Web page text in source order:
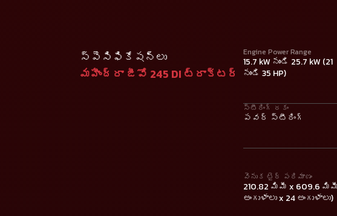
స్పెసిఫికేషన్లు
మహీంద్రా జీవో 245 DI ట్రాక్టర్
Engine Power Range
15.7 kW నుండి 25.7 kW (21
నుండి 35 HP)
స్టీరింగ్ రకం
పవర్ స్టీరింగ్
వెనుక టైర్ పరిమాణం
210.82 మిమీ x 609.6
అంగుళాలు x 24 అంగుళాలు)